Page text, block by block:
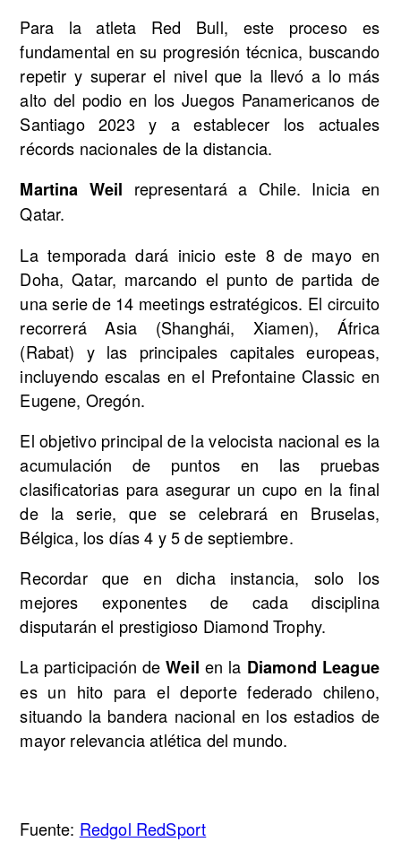
Para la atleta Red Bull, este proceso es
fundamental en su progresión técnica, buscando
repetir y superar el nivel que la llevó a lo más
alto del podio en los Juegos Panamericanos de
Santiago 2023 y a establecer los actuales
récords nacionales de la distancia.
Martina Weil representará a Chile. Inicia en
Qatar.
La temporada dará inicio este 8 de mayo en
Doha, Qatar, marcando el punto de partida de
una serie de 14 meetings estratégicos. El circuito
recorrerá Asia (Shanghái, Xiamen), África
(Rabat) y las principales capitales europeas,
incluyendo escalas en el Prefontaine Classic en
Eugene, Oregón.
El objetivo principal de la velocista nacional es la
acumulación de puntos en las pruebas
clasificatorias para asegurar un cupo en la final
de la serie, que se celebrará en Bruselas,
Bélgica, los días 4 y 5 de septiembre.
Recordar que en dicha instancia, solo los
mejores exponentes de cada disciplina
disputarán el prestigioso Diamond Trophy.
La participación deWeil en la Diamond League
es un hito para el deporte federado chileno,
situando la bandera nacional en los estadios de
mayor relevancia atlética del mundo.
Fuente: Redgol RedSport